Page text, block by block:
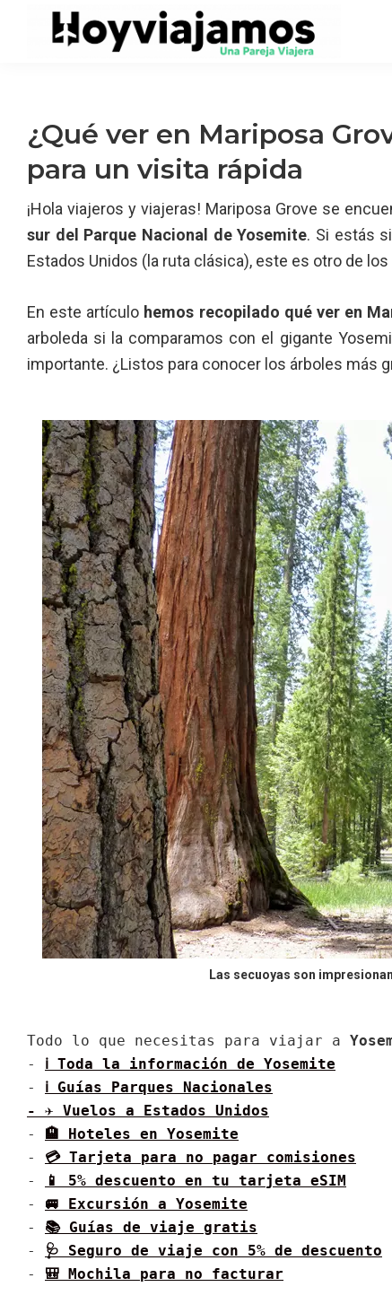
principal
¿Qué ver en Mariposa
para un visita rápida
¡Hola viajeros y viajeras! Mariposa Grove se
sur del Parque Nacional de Yosemite. Si estás
Estados Unidos (la ruta clásica), este es otro de
En este artículo hemos recopilado qué ver en
arboleda si la comparamos con el gigante
importante. ¿Listos para conocer los árboles más
Las secuoyas son
Todo lo que necesitas para viajar a
- ℹ Toda la información de Yosemite
- ℹ Guías Parques Nacionales
- ✈ Vuelos a Estados Unidos
- 🏨 Hoteles en Yosemite
- 💳 Tarjeta para no pagar comisiones
-
📱 5% descuento en tu tarjeta eSIM
- 🚐 Excursión a Yosemite
- 📚 Guías de viaje gratis
-
🩺 Seguro de viaje con 5% de descuento
- 🎒 Mochila para no facturar